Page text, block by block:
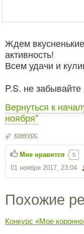
Ждем
активность!
Всем удачи и
P.S. не
Вернуться к
ноября"
конкурс
01 ноября 2017, 23:04
Мне нравится 5
Похожие
Конкурс «Мое